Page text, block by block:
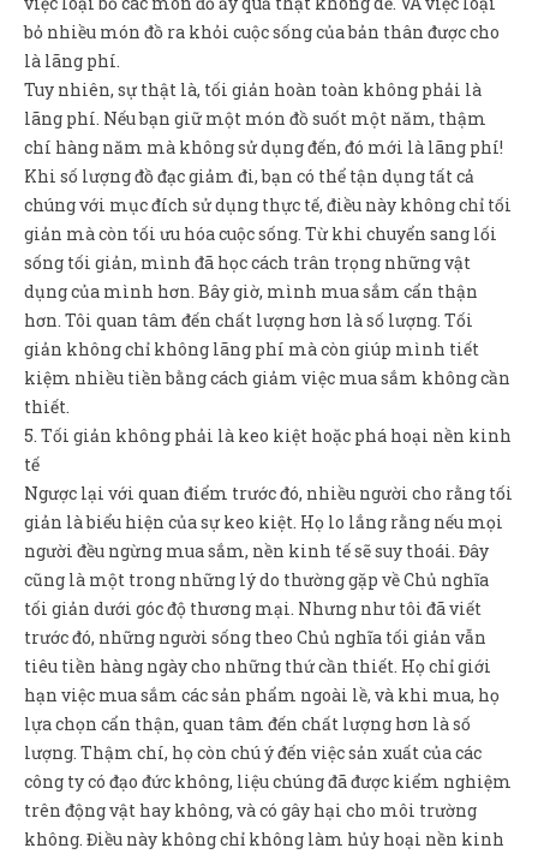
bỏ nhiều món đồ ra khỏi cuộc sống của bản thân được cho
là lãng phí.
Tuy nhiên, sự thật là, tối giản hoàn toàn không phải là
lãng phí. Nếu bạn giữ một món đồ suốt một năm, thậm
chí hàng năm mà không sử dụng đến, đó mới là lãng phí!
Khi số lượng đồ đạc giảm đi, bạn có thể tận dụng tất cả
chúng với mục đích sử dụng thực tế, điều này không chỉ tối
giản mà còn tối ưu hóa cuộc sống. Từ khi chuyển sang lối
sống tối giản, mình đã học cách trân trọng những vật
dụng của mình hơn. Bây giờ, mình mua sắm cẩn thận
hơn. Tôi quan tâm đến chất lượng hơn là số lượng. Tối
giản không chỉ không lãng phí mà còn giúp mình tiết
kiệm nhiều tiền bằng cách giảm việc mua sắm không cần
thiết.
5. Tối giản không phải là keo kiệt hoặc phá hoại nền kinh
tế
Ngược lại với quan điểm trước đó, nhiều người cho rằng tối
giản là biểu hiện của sự keo kiệt. Họ lo lắng rằng nếu mọi
người đều ngừng mua sắm, nền kinh tế sẽ suy thoái. Đây
cũng là một trong những lý do thường gặp về Chủ nghĩa
tối giản dưới góc độ thương mại. Nhưng như tôi đã viết
trước đó, những người sống theo Chủ nghĩa tối giản vẫn
tiêu tiền hàng ngày cho những thứ cần thiết. Họ chỉ giới
hạn việc mua sắm các sản phẩm ngoài lề, và khi mua, họ
lựa chọn cẩn thận, quan tâm đến chất lượng hơn là số
lượng. Thậm chí, họ còn chú ý đến việc sản xuất của các
công ty có đạo đức không, liệu chúng đã được kiểm nghiệm
trên động vật hay không, và có gây hại cho môi trường
không. Điều này không chỉ không làm hủy hoại nền kinh